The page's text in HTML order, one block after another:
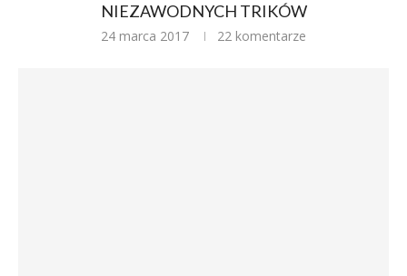
NIEZAWODNYCH TRIKÓW
24 marca 2017 22 komentarze